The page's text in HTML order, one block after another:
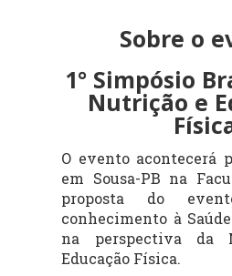
Sobre o
1° Simpósio
Nutrição e
O evento acontecerá
em Sousa-PB na
proposta do
conhecimento à
na perspectiva da
Educação Física.